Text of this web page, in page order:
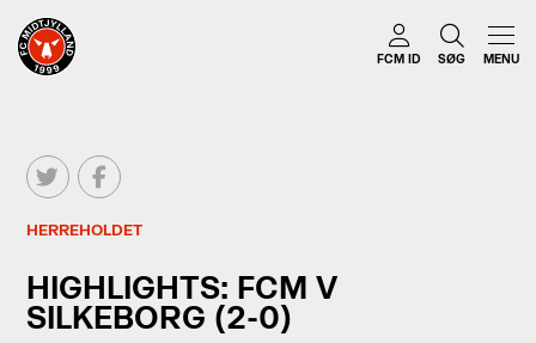
FCM ID SØG MENU
HERREHOLDET
HIGHLIGHTS: FCM V
SILKEBORG (2-0)